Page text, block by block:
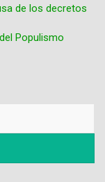
de los decretos
Populismo